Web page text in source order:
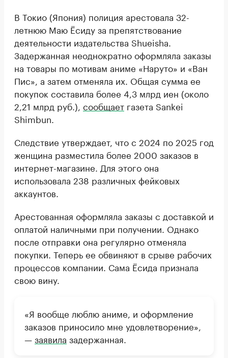
В Токио (Япония) полиция арестовала 32-
летнюю Маю Ёсиду за препятствование
деятельности издательства Shueisha.
Задержанная неоднократно оформляла заказы
на товары по мотивам аниме «Наруто» и «Ван
Пис», а затем отменяла их. Общая сумма ее
покупок составила более 4,3 млрд иен (около
2,21 млрд руб.), сообщает газета Sankei
Shimbun.
Следствие утверждает, что с 2024 по 2025 год
женщина разместила более 2000 заказов в
интернет-магазине. Для этого она
использовала 238 различных фейковых
аккаунтов.
Арестованная оформляла заказы с доставкой и
оплатой наличными при получении. Однако
после отправки она регулярно отменяла
покупки. Теперь ее обвиняют в срыве рабочих
процессов компании. Сама Ёсида признала
свою вину.
«Я вообще люблю аниме, и оформление
заказов приносило мне удовлетворение»,
—заявила задержанная.